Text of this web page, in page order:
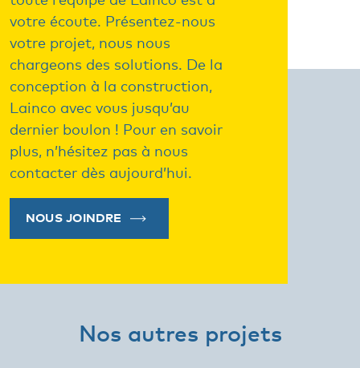
votre écoute. Présentez-nous
votre projet, nous nous
chargeons des solutions. De la
conception à la construction,
Lainco avec vous jusqu’au
dernier boulon ! Pour en savoir
plus, n’hésitez pas à nous
contacter dès aujourd’hui.
NOUS JOINDRE
Nos autres projets